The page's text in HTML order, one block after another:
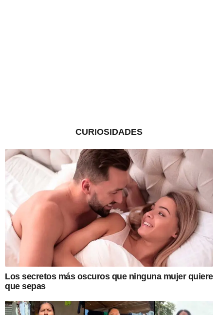
CURIOSIDADES
Los secretos más oscuros que ninguna mujer quiere
que sepas